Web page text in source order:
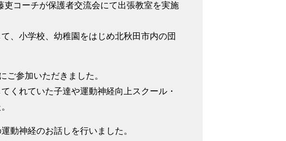
コーチが保護者交流会にて出張教室を実施
、小学校、幼稚園をはじめ北秋田市内の団
参加いただきました。
くれていた子達や運動神経向上スクール・
動神経のお話しを行いました。